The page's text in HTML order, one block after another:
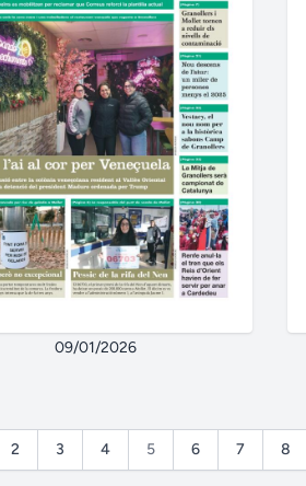
09/01/2026
2 3 4 5 6 7 8